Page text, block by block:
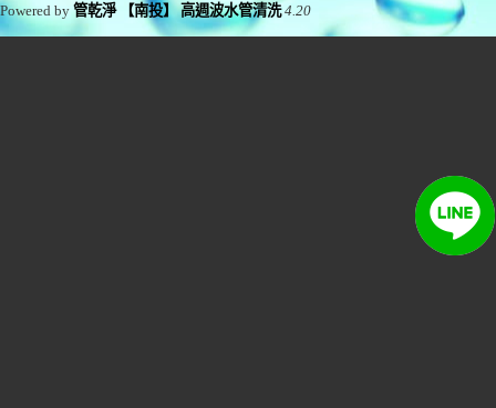
Powered by管乾淨 【南投】 高週波水管清洗 4.20